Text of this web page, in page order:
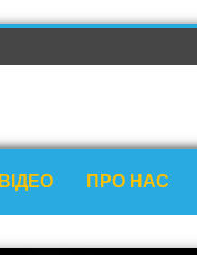
ВІДЕО ПРО НАС